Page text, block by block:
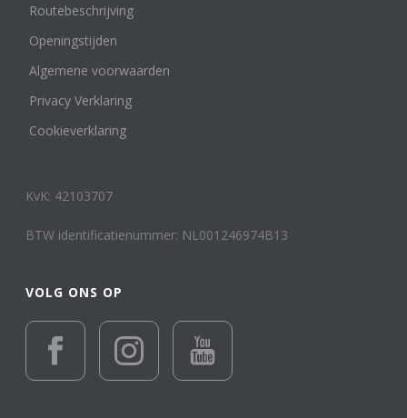
Routebeschrijving
Openingstijden
Algemene voorwaarden
Privacy Verklaring
Cookieverklaring
KvK: 42103707
BTW identificatienummer: NL001246974B13
VOLG ONS OP